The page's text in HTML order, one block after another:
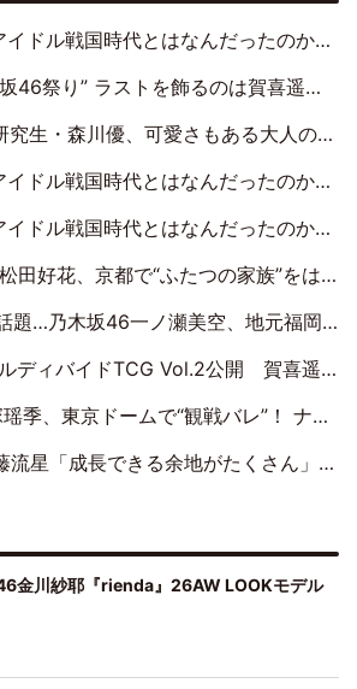
：でんぱ組.inc・古川未鈴×相沢梨紗「『ハロプロやりたかったな』って言ったら、夢眠ねむさんに『てめえはでんぱ組．incなんだよ！』って肩パンされて(笑)」
飾るのは賀喜遥香…5年ぶりの登場に「5年分大人になった私を見ていただけたら」
生・森川優、可愛さもある大人の女性に
11回：私立恵比寿中学・真山りか×安本彩花「TIFで10年ぶりのキョンシーメイクをしたら、場を完全に引かせてしまって。時代が変わったんだなって」
』第10回：さくら学院・武藤彩未×飯田らうら「正直、中3で辞めるというのを信じてなくて。そう言われてはいたけど、嘘でしょって」
ふたつの家族”をはしご！ “母”黒谷友香に見送られ、“父”松岡昌宏とはハシゴ酒
一ノ瀬美空、地元福岡『めんべい25周年トップサポーター』に就任
TCG Vol.2公開 賀喜遥香＆田村真佑が『京まふ』ステージに登壇
レ”！ ナイツ・塙も認めた「巨人に詳しすぎるアイドル」は元VENUSスクール生で杉内コーチ推し⁉
きる余地がたくさん」、本田高優「何度見ても飽きない公演に」
金川紗耶『rienda』26AW LOOKモデル